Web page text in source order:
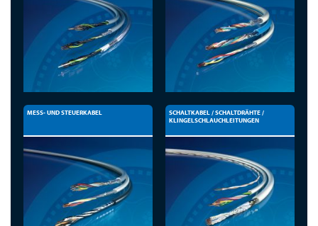
MESS- UND STEUERKABEL
SCHALTKABEL / SCHALTDRÄHTE /
KLINGELSCHLAUCHLEITUNGEN